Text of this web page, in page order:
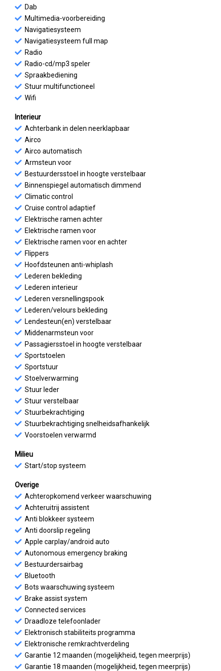
Dab
Multimedia-voorbereiding
Navigatiesysteem
Navigatiesysteem full map
Radio
Radio-cd/mp3 speler
Spraakbediening
Stuur multifunctioneel
Wifi
Interieur
Achterbank in delen neerklapbaar
Airco
Airco automatisch
Armsteun voor
Bestuurdersstoel in hoogte verstelbaar
Binnenspiegel automatisch dimmend
Climatic control
Cruise control adaptief
Elektrische ramen achter
Elektrische ramen voor
Elektrische ramen voor en achter
Flippers
Hoofdsteunen anti-whiplash
Lederen bekleding
Lederen interieur
Lederen versnellingspook
Lederen/velours bekleding
Lendesteun(en) verstelbaar
Middenarmsteun voor
Passagiersstoel in hoogte verstelbaar
Sportstoelen
Sportstuur
Stoelverwarming
Stuur leder
Stuur verstelbaar
Stuurbekrachtiging
Stuurbekrachtiging snelheidsafhankelijk
Voorstoelen verwarmd
Milieu
Start/stop systeem
Overige
Achteropkomend verkeer waarschuwing
Achteruitrij assistent
Anti blokkeer systeem
Anti doorslip regeling
Apple carplay/android auto
Autonomous emergency braking
Bestuurdersairbag
Bluetooth
Bots waarschuwing systeem
Brake assist system
Connected services
Draadloze telefoonlader
Elektronisch stabiliteits programma
Elektronische remkrachtverdeling
Garantie 12 maanden (mogelijkheid, tegen meerprijs)
Garantie 18 maanden (mogelijkheid, tegen meerprijs)